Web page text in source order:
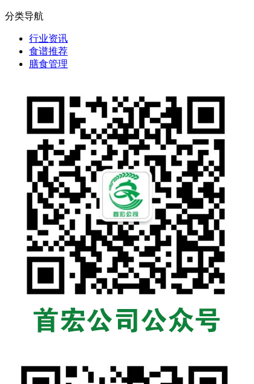
分类导航
行业资讯
食谱推荐
膳食管理